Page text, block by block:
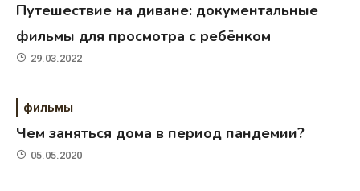
Путешествие на диване: документальные
фильмы для просмотра с ребёнком
29.03.2022
фильмы
Чем заняться дома в период пандемии?
05.05.2020